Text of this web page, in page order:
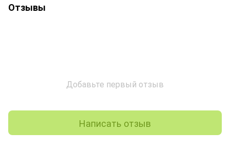
Отзывы
Добавьте первый отзыв
Написать отзыв